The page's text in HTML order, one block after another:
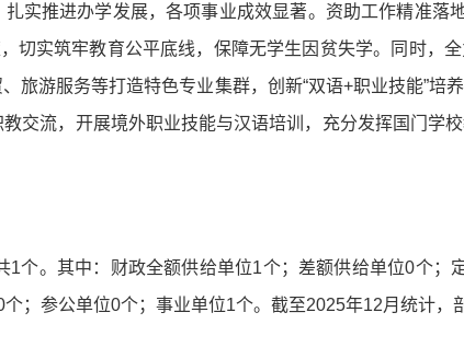
实推进办学发展，各项事业成效显著。资助工作精准落
切实筑牢教育公平底线，保障无学生因贫失学。同时，
旅游服务等打造特色专业集群，创新“双语+职业技能”培
交流，开展境外职业技能与汉语培训，充分发挥国门学
1个。其中：财政全额供给单位1个；差额供给单位0个；
；参公单位0个；事业单位1个。截至2025年12月统计，